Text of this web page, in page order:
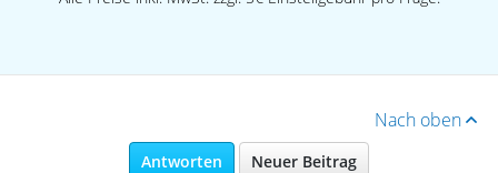
Nach oben
Antworten Neuer Beitrag